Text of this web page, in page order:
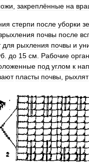
закреплённые на
стерпи после уборки
почвы после
для рыхления почвы и
до 15 см Рабочие
под углом к
пласты почвы рыхлят